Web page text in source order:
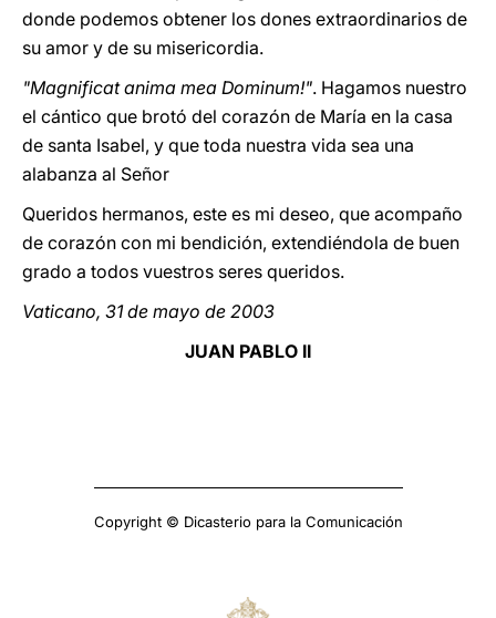
donde podemos obtener los dones extraordinarios de
su amor y de su misericordia.
"Magnificat anima mea Dominum!". Hagamos nuestro
el cántico que brotó del corazón de María en la casa
de santa Isabel, y que toda nuestra vida sea una
alabanza al Señor
Queridos hermanos, este es mi deseo, que acompaño
de corazón con mi bendición, extendiéndola de buen
grado a todos vuestros seres queridos.
Vaticano, 31 de mayo de 2003
JUAN PABLO II
Copyright © Dicasterio para la Comunicación